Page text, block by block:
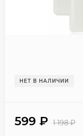
НЕТ В НАЛИЧИИ
599 ₽ 1 198₽